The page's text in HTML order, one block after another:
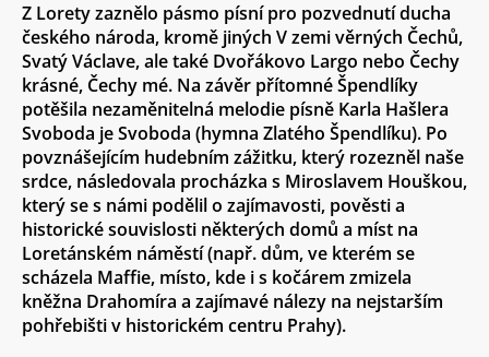
Z Lorety zaznělo pásmo písní pro pozvednutí ducha
českého národa, kromě jiných V zemi věrných Čechů,
Svatý Václave, ale také Dvořákovo Largo nebo Čechy
krásné, Čechy mé. Na závěr přítomné Špendlíky
potěšila nezaměnitelná melodie písně Karla Hašlera
Svoboda je Svoboda (hymna Zlatého Špendlíku). Po
povznášejícím hudebním zážitku, který rozezněl naše
srdce, následovala procházka s Miroslavem Houškou,
který se s námi podělil o zajímavosti, pověsti a
historické souvislosti některých domů a míst na
Loretánském náměstí (např. dům, ve kterém se
scházela Maffie, místo, kde i s kočárem zmizela
kněžna Drahomíra a zajímavé nálezy na nejstarším
pohřebišti v historickém centru Prahy).